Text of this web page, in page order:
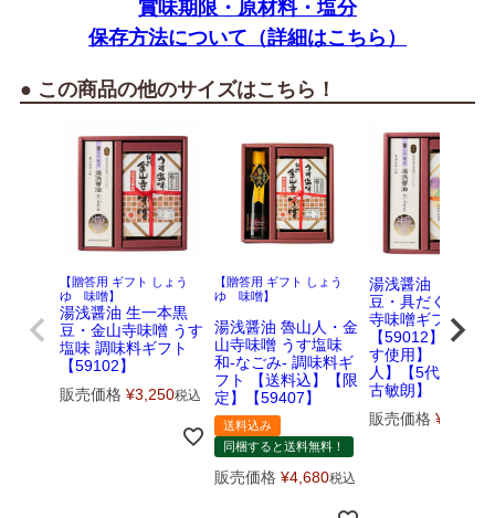
賞味期限・原材料・塩分
保存方法について（詳細はこちら）
● この商品の他のサイズはこちら！
【贈答用 ギフト しょう
ゆ 味噌】
湯浅醤油 生一本黒
豆・金山寺味噌 うす
塩味 調味料ギフト
【59102】
販売価格 ¥3,250税込
【贈答用 ギフト しょう
ゆ 味噌】
湯浅醤油 魯山人・金
山寺味噌 うす塩味
和-なごみ- 調味料ギ
フト 【送料込】【限
定】【59407】
送料込み
同梱すると送料無料！
販売価格 ¥4,680税込
湯浅醤油 生一本
豆・具だくさん
寺味噌ギフト
【59012】【湯浅
す使用】【醤油職
人】【5代目】【
古敏朗】
販売価格 ¥